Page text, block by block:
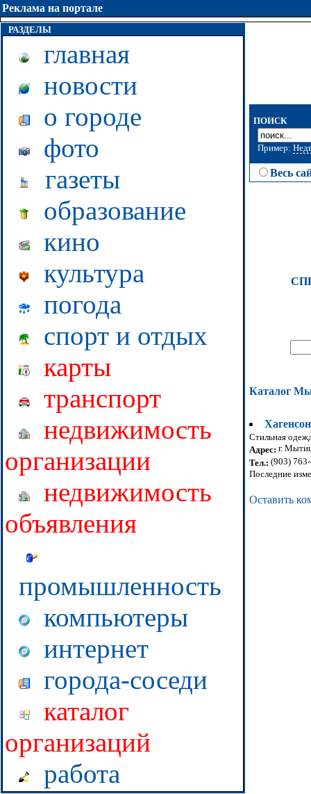
Реклама на портале
РАЗДЕЛЫ
главная
новости
о городе
фото
газеты
образование
кино
культура
погода
спорт и отдых
карты
транспорт
недвижимость
организации
недвижимость
объявления
промышленность
компьютеры
интернет
города-соседи
каталог
организаций
работа
ПОИСК
Пример:
Весь
Каталог
Хагенсон
Стильная
Адрес: г.
Тел.: (903)
Последние
Оставить